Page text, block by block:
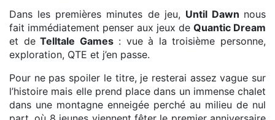
Dans les premières minutes de jeu, Until Dawn nous
fait immédiatement penser aux jeux de Quantic Dream
et deTelltale Games: vue à la troisième personne,
exploration, QTE et j’en passe.
Pour ne pas spoiler le titre, je resterai assez vague sur
l’histoire mais elle prend place dans un immense chalet
dans une montagne enneigée perché au milieu de nul